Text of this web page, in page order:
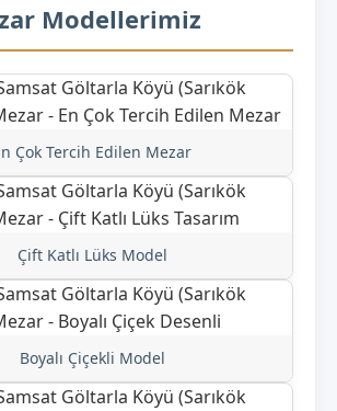
Modellerimiz
Çok Tercih Edilen Mezar
Çift Katlı Lüks Model
Boyalı Çiçekli Model